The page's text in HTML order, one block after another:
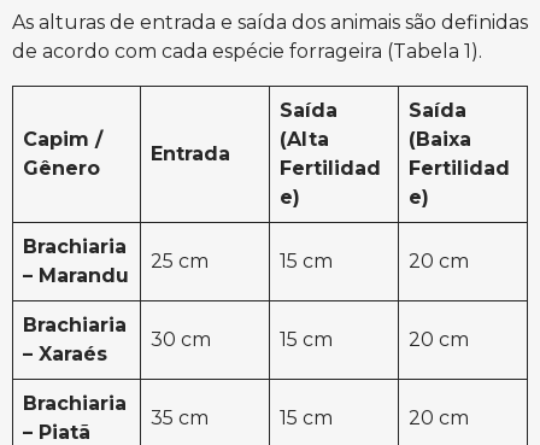
As alturas de entrada e saída dos animais são definidas
de acordo com cada espécie forrageira (Tabela 1).
Capim /
Gênero
Entrada
Saída
(Alta
Fertilidad
e)
Saída
(Baixa
Fertilidad
e)
Brachiaria
– Marandu
25 cm 15 cm 20 cm
Brachiaria
– Xaraés
30 cm 15 cm 20 cm
Brachiaria
– Piatã
35 cm 15 cm 20 cm